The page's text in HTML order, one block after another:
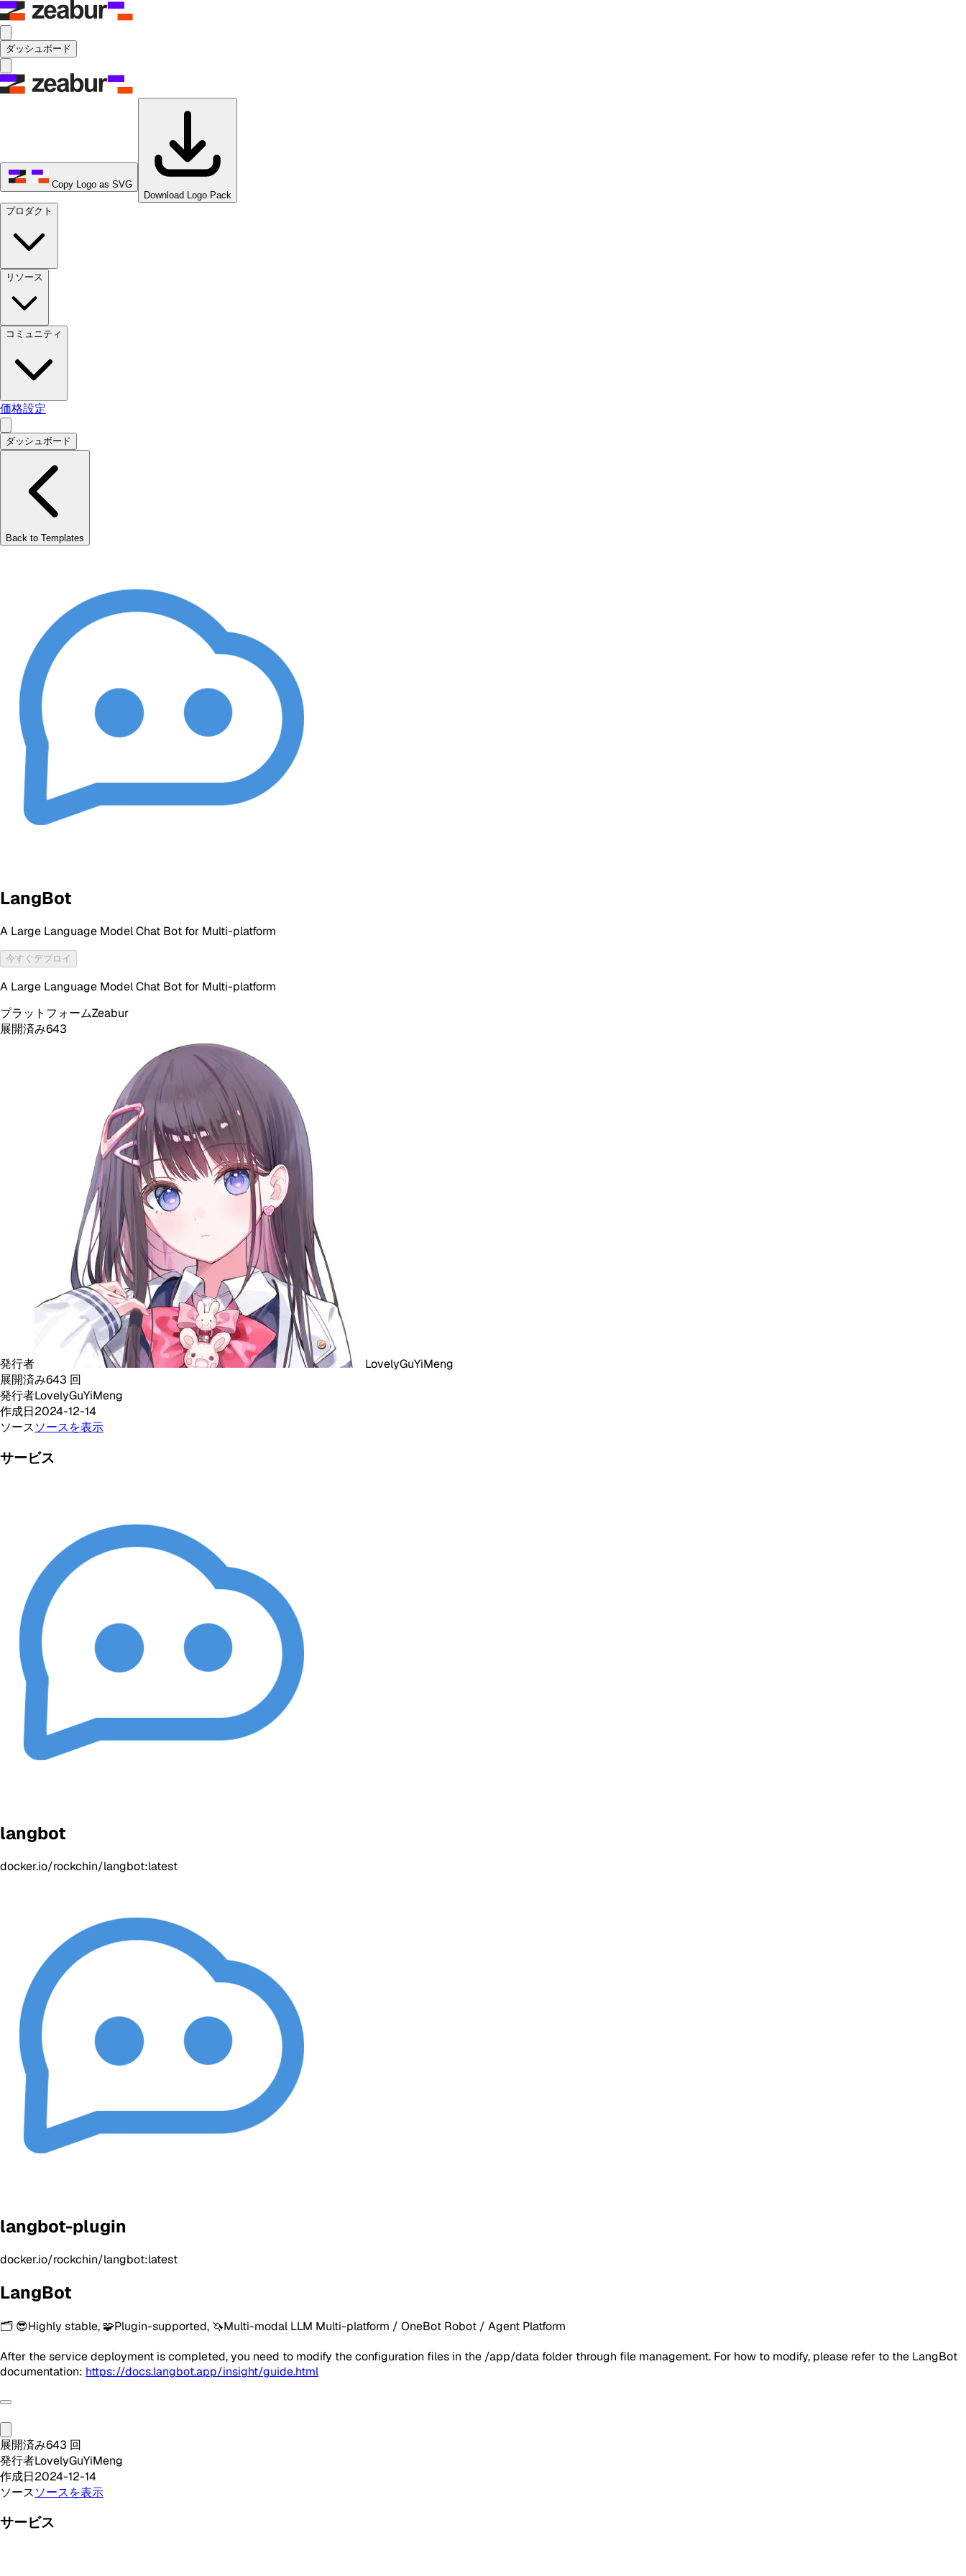
ダッシュボード
Copy Logo as SVG
Download Logo Pack
プロダクト
リソース
コミュニティ
価格設定
ダッシュボード
Back to Templates
LangBot
A Large Language Model Chat Bot for Multi-platform
今すぐデプロイ
A Large Language Model Chat Bot for Multi-platform
プラットフォームZeabur
展開済み643
発行者
LovelyGuYiMeng
展開済み643 回
発行者LovelyGuYiMeng
作成日2024-12-14
ソースソースを表示
サービス
langbot
docker.io/rockchin/langbot:latest
langbot-plugin
docker.io/rockchin/langbot:latest
LangBot
🗂️ 😎Highly stable, 🧩Plugin-supported, 🦄Multi-modal LLM Multi-platform / OneBot Robot / Agent Platform
After the service deployment is completed, you need to modify the configuration files in the /app/data folder through file management. For how to modify, please refer to the LangBot
documentation: https://docs.langbot.app/insight/guide.html
展開済み643 回
発行者LovelyGuYiMeng
作成日2024-12-14
ソースソースを表示
サービス